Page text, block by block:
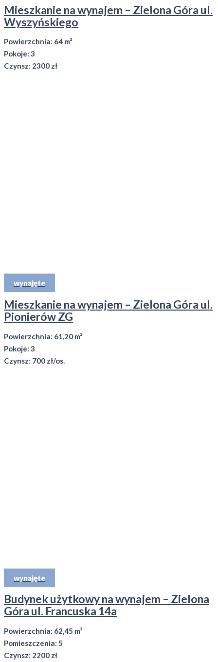
Mieszkanie na wynajem – Zielona Góra ul.
Wyszyńskiego
Powierzchnia: 64 m²
Pokoje: 3
Czynsz: 2300 zł
wynajęte
Mieszkanie na wynajem – Zielona Góra ul.
Pionierów ZG
Powierzchnia: 61,20 m²
Pokoje: 3
Czynsz: 700 zł/os.
wynajęte
Budynek użytkowy na wynajem – Zielona
Góra ul. Francuska 14a
Powierzchnia: 62,45 m²
Pomieszczenia: 5
Czynsz: 2200 zł